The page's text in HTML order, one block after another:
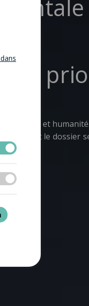
rigueur et humanité.
comment le dossier